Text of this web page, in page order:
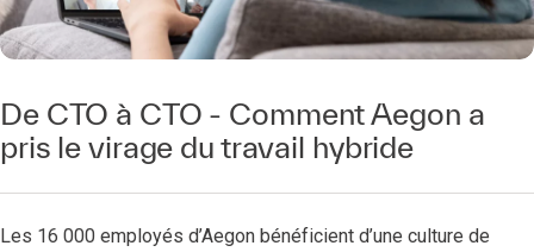
De CTO à CTO - Comment Aegon a
pris le virage du travail hybride
Les 16 000 employés d’Aegon bénéficient d’une culture de